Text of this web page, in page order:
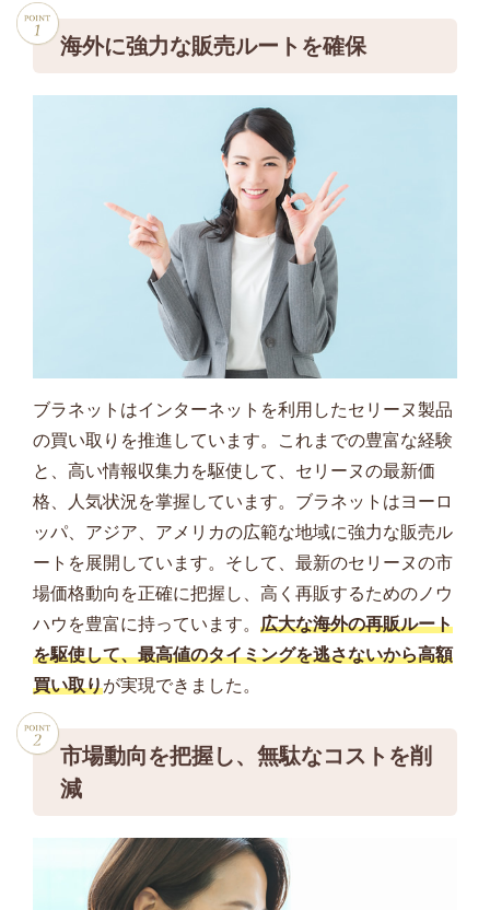
海外に強力な販売ルートを確保
ブラネットはインターネットを利用したセリーヌ製品
の買い取りを推進しています。これまでの豊富な経験
と、高い情報収集力を駆使して、セリーヌの最新価
格、人気状況を掌握しています。ブラネットはヨーロ
ッパ、アジア、アメリカの広範な地域に強力な販売ル
ートを展開しています。そして、最新のセリーヌの市
場価格動向を正確に把握し、高く再販するためのノウ
ハウを豊富に持っています。 広大な海外の再販ルート
を駆使して、最高値のタイミングを逃さないから高額
買い取りが実現できました。
市場動向を把握し、無駄なコストを削
減